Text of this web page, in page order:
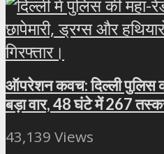
ऑपरेशन कवच: दिल्ली पुलिस
बड़ा वार, 48 घंटे में 267
43,139 Views